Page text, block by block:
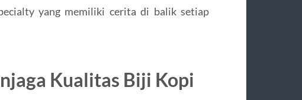
yang memiliki cerita di balik setiap
Kualitas Biji Kopi